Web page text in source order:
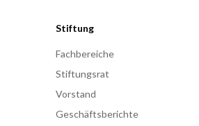
Stiftung
Fachbereiche
Stiftungsrat
Vorstand
Geschäftsberichte